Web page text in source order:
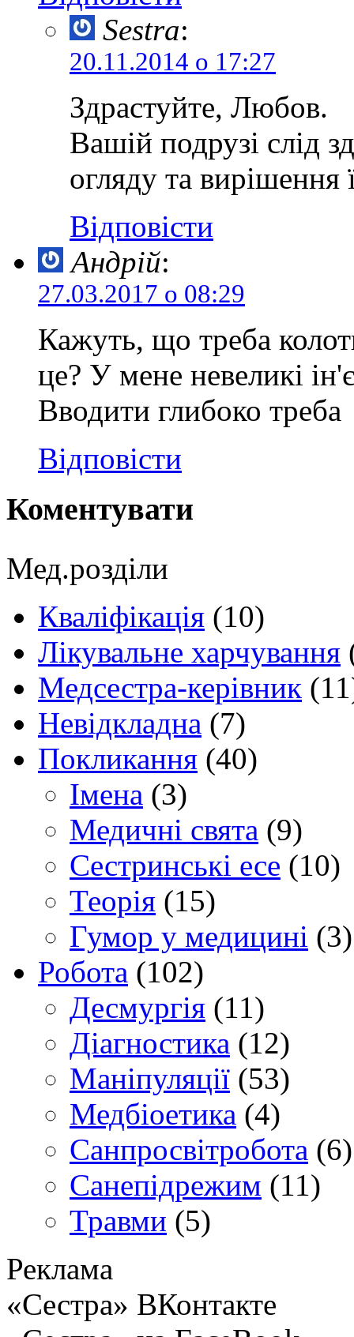
Sestra:
20.11.2014 о 17:27
Здрастуйте, Любов.
Вашій подрузі слід
огляду та вирішення
Відповісти
Андрій:
27.03.2017 о 08:29
Кажуть, що треба
це? У мене невеликі
Вводити глибоко треба
Відповісти
Коментувати
Мед.розділи
Кваліфікація (10)
Лікувальне харчування
Медсестра-керівник
Невідкладна (7)
Покликання (40)
Імена (3)
Медичні свята (9)
Сестринські есе (10)
Теорія (15)
Гумор у медицині (3)
Робота (102)
Десмургія (11)
Діагностика (12)
Маніпуляції (53)
Медбіоетика (4)
Санпросвітробота (6)
Санепідрежим (11)
Травми (5)
Реклама
«Сестра» ВКонтакте